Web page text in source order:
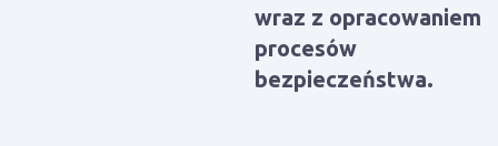
wraz z opracowaniem
procesów
bezpieczeństwa.